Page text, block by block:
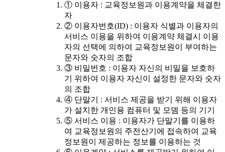
① 이용자 : 교육정보원과 이용계약을 체결한
자
② 이용자번호(ID) : 이용자 식별과 이용자의
서비스 이용을 위하여 이용계약 체결시 이용
자의 선택에 의하여 교육정보원이 부여하는
문자와 숫자의 조합
③ 비밀번호 : 이용자 자신의 비밀을 보호하
기 위하여 이용자 자신이 설정한 문자와 숫자
의 조합
④ 단말기 : 서비스 제공을 받기 위해 이용자
가 설치한 개인용 컴퓨터 및 모뎀 등의 기기
⑤ 서비스 이용 : 이용자가 단말기를 이용하
여 교육정보원의 주전산기에 접속하여 교육
정보원이 제공하는 정보를 이용하는 것